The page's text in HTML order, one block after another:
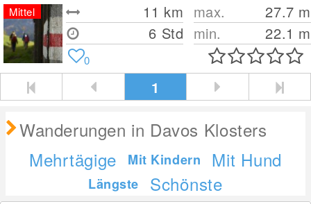
11 km
6 Std
max. 27.7 m
min.
22.1 m
Mittel
0
1
Wanderungen in Davos Klosters
Mehrtägige
Mit Kindern Mit Hund
Längste
Schönste